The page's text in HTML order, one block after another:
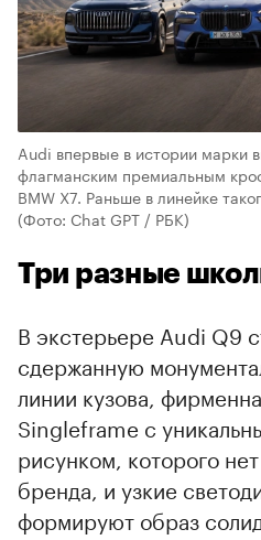
Audi впервые в истории марки
флагманским премиальным
BMW X7. Раньше в линейке
(Фото: Chat GPT / РБК)
00:00 00:00
Три разные
В экстерьере Audi Q9
сдержанную
линии кузова,
Singleframe с
рисунком, которого
бренда, и узкие
формируют образ